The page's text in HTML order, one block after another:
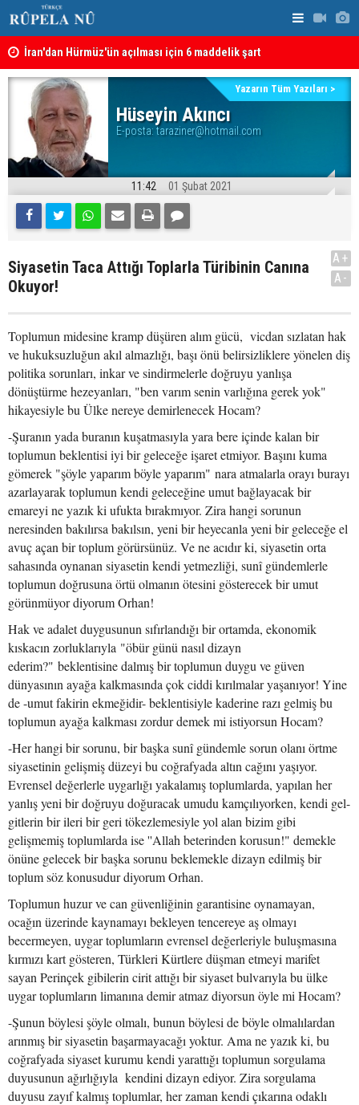
İran'dan Hürmüz'ün açılması için 6 maddelik şart
edildi
Hüseyin Akıncı
E-posta: taraziner@hotmail.com
Yazarın Tüm Yazıları >
11:42 01 Şubat 2021
Siyasetin Taca Attığı Toplarla Türibinin Canına
Okuyor!
A+
A-
Toplumun midesine kramp düşüren alım gücü, vicdan sızlatan hak
ve hukuksuzluğun akıl almazlığı, başı önü belirsizliklere yönelen diş
politika sorunları, inkar ve sindirmelerle doğruyu yanlışa
dönüştürme hezeyanları, "ben varım senin varlığına gerek yok"
hikayesiyle bu Ülke nereye demirlenecek Hocam?
-Şuranın yada buranın kuşatmasıyla yara bere içinde kalan bir
toplumun beklentisi iyi bir geleceğe işaret etmiyor. Başını kuma
gömerek "şöyle yaparım böyle yaparım" nara atmalarla orayı burayı
azarlayarak toplumun kendi geleceğine umut bağlayacak bir
emareyi ne yazık ki ufukta bırakmıyor. Zira hangi sorunun
neresinden bakılırsa bakılsın, yeni bir heyecanla yeni bir geleceğe el
avuç açan bir toplum görürsünüz. Ve ne acıdır ki, siyasetin orta
sahasında oynanan siyasetin kendi yetmezliği, sunî gündemlerle
toplumun doğrusuna örtü olmanın ötesini gösterecek bir umut
görünmüyor diyorum Orhan!
Hak ve adalet duygusunun sıfırlandığı bir ortamda, ekonomik
kıskacın zorluklarıyla "öbür günü nasıl dizayn
ederim?" beklentisine dalmış bir toplumun duygu ve güven
dünyasının ayağa kalkmasında çok ciddi kırılmalar yaşanıyor! Yine
de -umut fakirin ekmeğidir- beklentisiyle kaderine razı gelmiş bu
toplumun ayağa kalkması zordur demek mi istiyorsun Hocam?
-Her hangi bir sorunu, bir başka sunî gündemle sorun olanı örtme
siyasetinin gelişmiş düzeyi bu coğrafyada altın cağını yaşıyor.
Evrensel değerlerle uygarlığı yakalamış toplumlarda, yapılan her
yanlış yeni bir doğruyu doğuracak umudu kamçılıyorken, kendi gel-
gitlerin bir ileri bir geri tökezlemesiyle yol alan bizim gibi
gelişmemiş toplumlarda ise ''Allah beterinden korusun!" demekle
önüne gelecek bir başka sorunu beklemekle dizayn edilmiş bir
toplum söz konusudur diyorum Orhan.
Toplumun huzur ve can güvenliğinin garantisine oynamayan,
ocağın üzerinde kaynamayı bekleyen tencereye aş olmayı
becermeyen, uygar toplumların evrensel değerleriyle buluşmasına
kırmızı kart gösteren, Türkleri Kürtlere düşman etmeyi marifet
sayan Perinçek gibilerin cirit attığı bir siyaset bulvarıyla bu ülke
uygar toplumların limanına demir atmaz diyorsun öyle mi Hocam?
-Şunun böylesi şöyle olmalı, bunun böylesi de böyle olmalılardan
arınmış bir siyasetin başarmayacağı yoktur. Ama ne yazık ki, bu
coğrafyada siyaset kurumu kendi yarattığı toplumun sorgulama
duyusunun ağırlığıyla kendini dizayn ediyor. Zira sorgulama
duyusu zayıf kalmış toplumlar, her zaman kendi çıkarına odaklı